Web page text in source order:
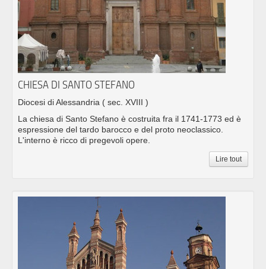
CHIESA DI SANTO STEFANO
Diocesi di Alessandria ( sec. XVIII )
La chiesa di Santo Stefano è costruita fra il 1741-1773 ed è
espressione del tardo barocco e del proto neoclassico.
L'interno è ricco di pregevoli opere.
Lire tout